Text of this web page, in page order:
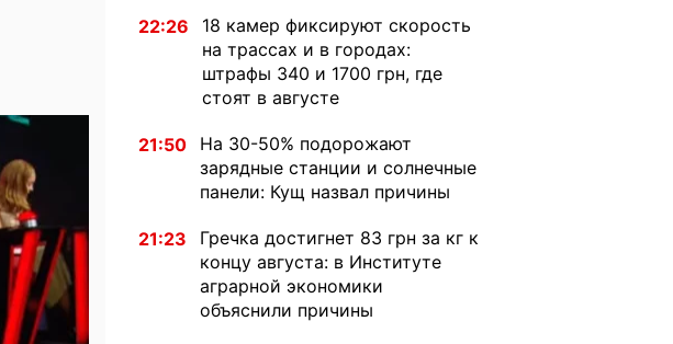
22:26
18 камер фиксируют скорость
на трассах и в городах:
штрафы 340 и 1700 грн, где
стоят в августе
21:50
На 30-50% подорожают
зарядные станции и солнечные
панели: Кущ назвал причины
21:23
Гречка достигнет 83 грн за кг к
концу августа: в Институте
аграрной экономики
объяснили причины